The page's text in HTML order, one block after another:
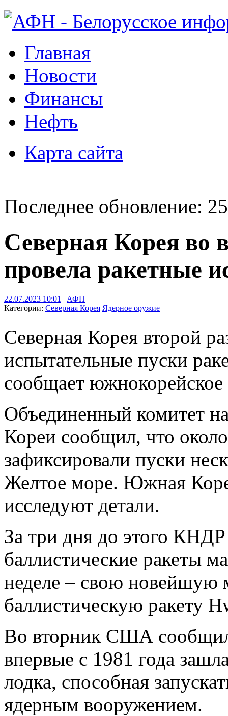
Главная
Новости
Финансы
Нефть
Карта сайта
Последнее обновление:
Северная Корея во
провела ракетные
22.07.2023 10:01 | АФН
Категории: Северная Корея Ядерное оружие
Северная Корея второй
испытательные пуски
сообщает южнокорейское
Объединенный комитет
Кореи сообщил, что
зафиксировали пуски
Желтое море. Южная
исследуют детали.
За три дня до этого
баллистические ракеты
неделе – свою новейшую
баллистическую ракету
Во вторник США
впервые с 1981 года
лодка, способная
ядерным вооружением.